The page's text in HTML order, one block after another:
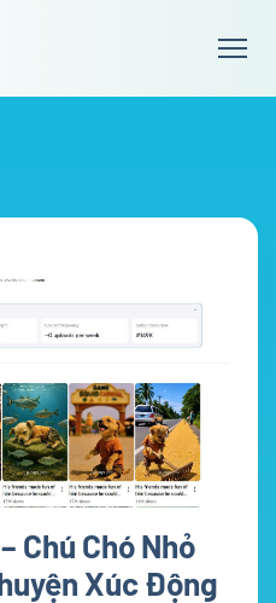
Chú Chó Nhỏ
Xúc Động